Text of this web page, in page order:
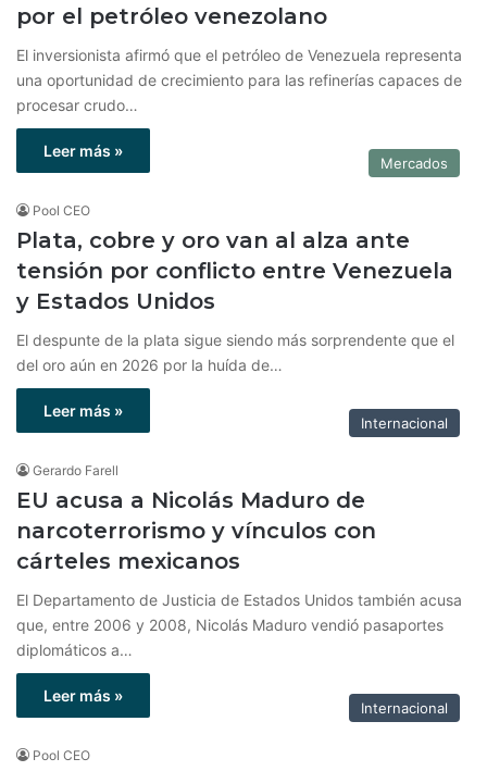
por el petróleo venezolano
El inversionista afirmó que el petróleo de Venezuela representa
una oportunidad de crecimiento para las refinerías capaces de
procesar crudo…
Leer más »
Mercados
Pool CEO
Plata, cobre y oro van al alza ante
tensión por conflicto entre Venezuela
y Estados Unidos
El despunte de la plata sigue siendo más sorprendente que el
del oro aún en 2026 por la huída de…
Leer más »
Internacional
Gerardo Farell
EU acusa a Nicolás Maduro de
narcoterrorismo y vínculos con
cárteles mexicanos
El Departamento de Justicia de Estados Unidos también acusa
que, entre 2006 y 2008, Nicolás Maduro vendió pasaportes
diplomáticos a…
Leer más »
Internacional
Pool CEO